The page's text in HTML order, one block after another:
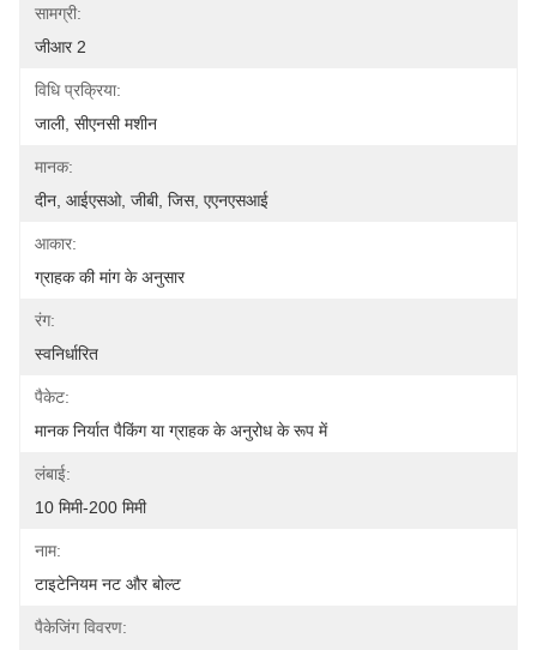
सामग्री:
जीआर 2
विधि प्रक्रिया:
जाली, सीएनसी मशीन
मानक:
दीन, आईएसओ, जीबी, जिस, एएनएसआई
आकार:
ग्राहक की मांग के अनुसार
रंग:
स्वनिर्धारित
पैकेट:
मानक निर्यात पैकिंग या ग्राहक के अनुरोध के रूप में
लंबाई:
10 मिमी-200 मिमी
नाम:
टाइटेनियम नट और बोल्ट
पैकेजिंग विवरण: